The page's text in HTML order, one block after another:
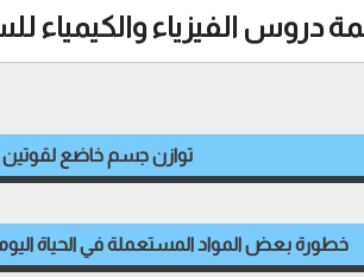
دروس الفيزياء والكيمياء
توازن جسم خاضع لقوتين
خطورة بعض المواد المستعملة في الحياة